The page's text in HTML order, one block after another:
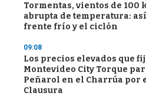
Tormentas, vientos de 100
abrupta de temperatura:
frente frío y el ciclón
09:08
Los precios elevados que
Montevideo City Torque
Peñarol en el Charrúa por
Clausura